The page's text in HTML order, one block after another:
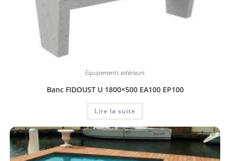
Equipements extérieurs
Banc FIDOUST U 1800×500 EA100 EP100
Lire la suite